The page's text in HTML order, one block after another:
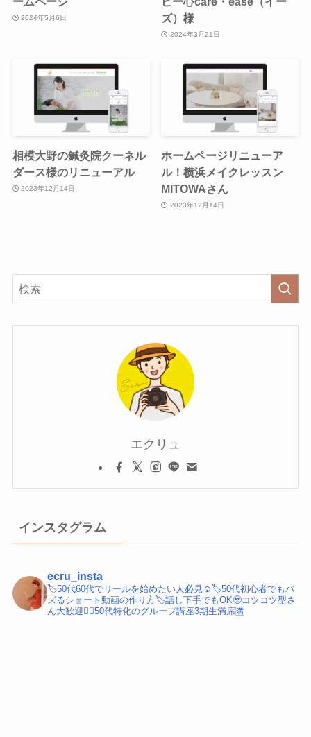
2024年5月6日
ズ）様
2024年3月21日
相模大野の鍼灸院クーネル
ダース様のリニューアル
2023年12月14日
ホームページリニューア
ル！横浜メイクレッスン
MITOWAさん
2023年12月14日
エクリュ
インスタグラム
ecru_insta
🏷️50代60代でリールを始めたい人必見☺️ 🏷️50代初心者でもバ
ズるショート動画の作り方🏷️話し下手でもOK🥹コツコツ型さ
ん大歓迎 💁‍♀️50代特化のグループ講座3期生満席🈵